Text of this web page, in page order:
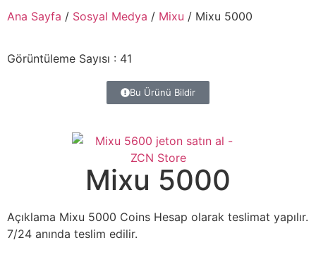
Ana Sayfa / Sosyal Medya / Mixu / Mixu 5000
Görüntüleme Sayısı : 41
Bu Ürünü Bildir
Mixu 5000
Açıklama Mixu 5000 Coins Hesap olarak teslimat yapılır.
7/24 anında teslim edilir.